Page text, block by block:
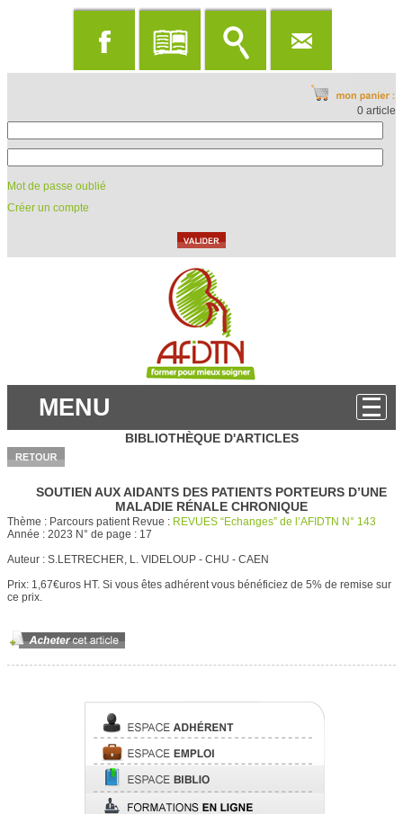
0 article
Mot de passe oublié
Créer un compte
MENU
BIBLIOTHÈQUE D'ARTICLES
SOUTIEN AUX AIDANTS DES PATIENTS PORTEURS D’UNE
MALADIE RÉNALE CHRONIQUE
Thème : Parcours patient Revue : REVUES “Echanges” de l’AFIDTN N° 143
Année : 2023 N° de page : 17
Auteur : S.LETRECHER, L. VIDELOUP - CHU - CAEN
Prix: 1,67€uros HT. Si vous êtes adhérent vous bénéficiez de 5% de remise sur
ce prix.